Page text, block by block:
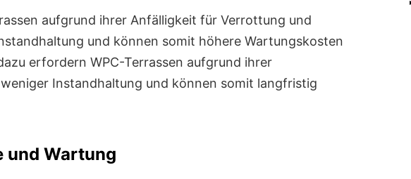
aufgrund ihrer Anfälligkeit für Verrottung und
und können somit höhere Wartungskosten
erfordern WPC-Terrassen aufgrund ihrer
Instandhaltung und können somit langfristig
und Wartung